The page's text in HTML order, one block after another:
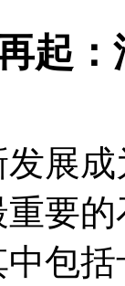
起
展
要
包